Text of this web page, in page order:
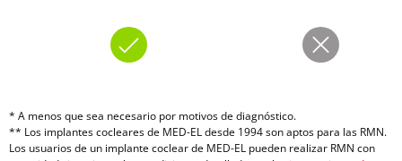
* A menos que sea necesario por motivos de diagnóstico.
** Los implantes cocleares de MED-EL desde 1994 son aptos para las RMN.
Los usuarios de un implante coclear de MED-EL pueden realizar RMN con